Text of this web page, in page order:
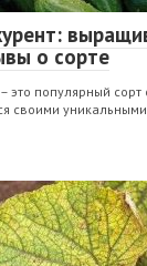
о сорте
это популярный сорт
своими